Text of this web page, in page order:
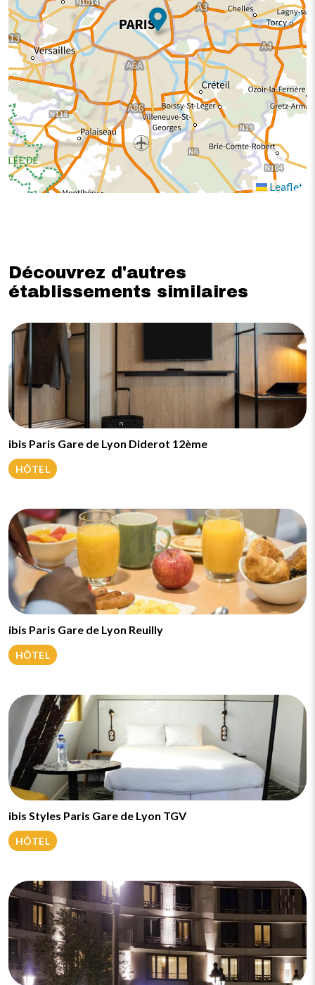
Leaflet
Découvrez d'autres
établissements similaires
ibis Paris Gare de Lyon Diderot 12ème
HÔTEL
ibis Paris Gare de Lyon Reuilly
HÔTEL
ibis Styles Paris Gare de Lyon TGV
HÔTEL